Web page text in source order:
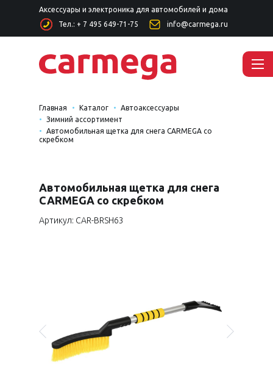
Аксессуары и электроника для автомобилей и дома
Тел.: + 7 495 649-71-75
info@carmega.ru
Главная Каталог
Автоаксессуары
Зимний ассортимент
Автомобильная щетка для снега CARMEGA со
скребком
Автомобильная щетка для снега
CARMEGA со скребком
Артикул: CAR-BRSH63